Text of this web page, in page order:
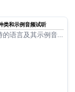
类和示例音频试听
语言及其示例音